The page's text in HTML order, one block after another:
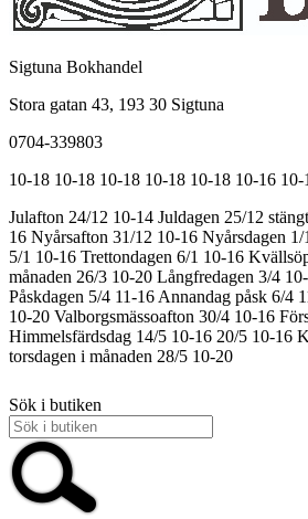
Sigtuna Bokhandel
Stora gatan 43, 193 30 Sigtuna
0704-339803
10-18 10-18 10-18 10-18 10-18 10-16 10-
Julafton 24/12 10-14 Juldagen 25/12 stängt
16 Nyårsafton 31/12 10-16 Nyårsdagen 1/
5/1 10-16 Trettondagen 6/1 10-16
månaden 26/3 10-20 Långfredagen 3/4
Påskdagen 5/4 11-16 Annandag påsk 6/4
10-20 Valborgsmässoafton 30/4 10-16
Himmelsfärdsdag 14/5 10-16 20/5 10-16
torsdagen i månaden 28/5 10-20
Sök i butiken